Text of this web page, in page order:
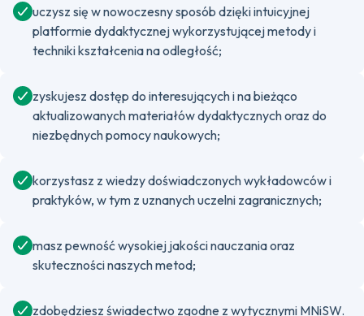
uczysz się w nowoczesny sposób dzięki intuicyjnej
platformie dydaktycznej wykorzystującej metody i
techniki kształcenia na odległość;
zyskujesz dostęp do interesujących i na bieżąco
aktualizowanych materiałów dydaktycznych oraz do
niezbędnych pomocy naukowych;
korzystasz z wiedzy doświadczonych wykładowców i
praktyków, w tym z uznanych uczelni zagranicznych;
masz pewność wysokiej jakości nauczania oraz
skuteczności naszych metod;
zdobędziesz świadectwo zgodne z wytycznymi MNiSW.